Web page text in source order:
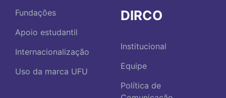
Fundações
Apoio estudantil
Internacionalização
Uso da marca UFU
DIRCO
Institucional
Equipe
Política de